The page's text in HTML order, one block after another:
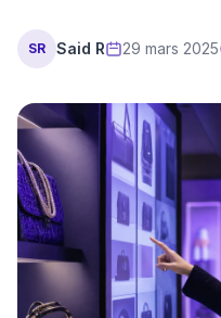
SR Said R 29 mars 2025